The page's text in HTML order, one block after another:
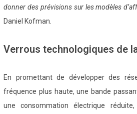
donner des prévisions sur les modèles
Daniel Kofman.
Verrous technologiques de
En promettant de développer des
fréquence plus haute, une bande
une consommation électrique